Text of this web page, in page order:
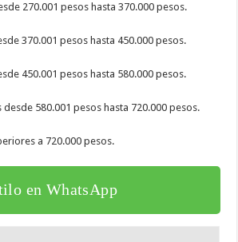
270.001 pesos hasta 370.000 pesos.
370.001 pesos hasta 450.000 pesos.
450.001 pesos hasta 580.000 pesos.
desde 580.001 pesos hasta 720.000 pesos.
a 720.000 pesos.
en WhatsApp